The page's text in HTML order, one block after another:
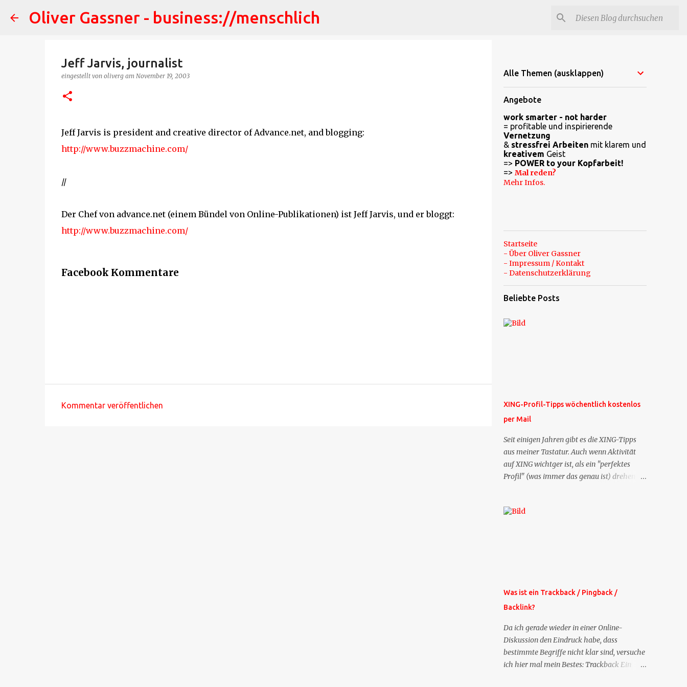
Direkt zum Hauptbereich
Oliver Gassner - business://menschlich
Jeff Jarvis, journalist
eingestellt von oliverg am November 19, 2003
Jeff Jarvis is president and creative director of Advance.net, and blogging:
http://www.buzzmachine.com/
//
Der Chef von advance.net (einem Bündel von Online-Publikationen) ist Jeff Jarvis, und er bloggt:
http://www.buzzmachine.com/
Facebook Kommentare
Kommentar veröffentlichen
Alle Themen (ausklappen)
Angebote
work smarter - not harder
= profitable und inspirierende
Vernetzung
& stressfrei Arbeitenmit klarem und
kreativem Geist
=> POWER to your Kopfarbeit!
=> Mal reden?
Mehr Infos.
Startseite
- Über Oliver Gassner
- Impressum / Kontakt
- Datenschutzerklärung
Beliebte Posts
XING-Profil-Tipps wöchentlich kostenlos
per Mail
Seit einigen Jahren gibt es die XING-Tipps
aus meiner Tastatur. Auch wenn Aktivität
auf XING wichtger ist, als ein "perfektes
Profil" (was immer das genau ist) drehen
es jetzt die Profil-Fragen zu XING als eigene
Weitere Mailangebote dieser Art sehen Sie
auf meiner XING-Seite oder hier oben rechts
im Blog. Die Profilfragen werde ich
mittelfristig aus der normalen XING-Tipp-
Mail entfernen, da ich sie so nur an einer
Stelle pflegen muss.
Was ist ein Trackback / Pingback /
Backlink?
Da ich gerade wieder in einer Online-
Diskussion den Eindruck habe, dass
bestimmte Begriffe nicht klar sind, versuche
ich hier mal mein Bestes: Trackback Ein